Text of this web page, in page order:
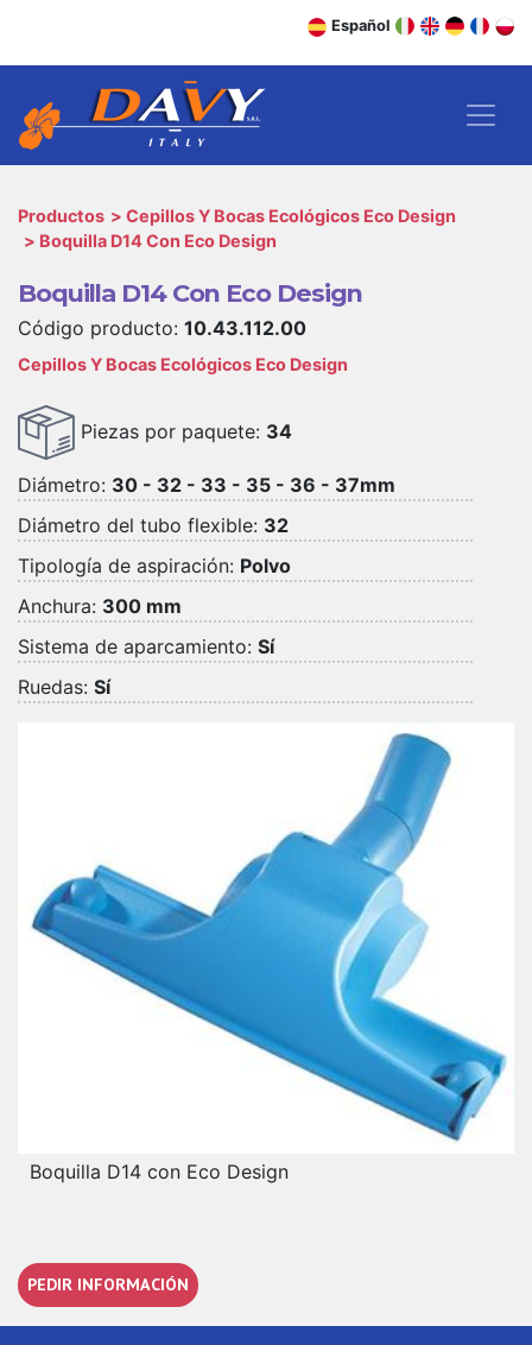
Español
Productos
Cepillos Y Bocas Ecológicos Eco Design
Boquilla D14 Con Eco Design
Boquilla D14 con Eco Design
PEDIR INFORMACIÓN
Boquilla D14 Con Eco Design
Código producto: 10.43.112.00
Cepillos Y Bocas Ecológicos Eco Design
Piezas por paquete: 34
Diámetro: 30 - 32 - 33 - 35 - 36 - 37mm
Diámetro del tubo flexible: 32
Tipología de aspiración: Polvo
Anchura: 300 mm
Sistema de aparcamiento: Sí
Ruedas: Sí